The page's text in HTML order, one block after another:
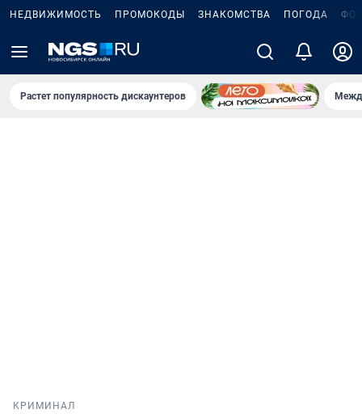
НЕДВИЖИМОСТЬ ПРОМОКОДЫ ЗНАКОМСТВА ПОГОДА
Растет популярность дискаунтеров
КРИМИНАЛ